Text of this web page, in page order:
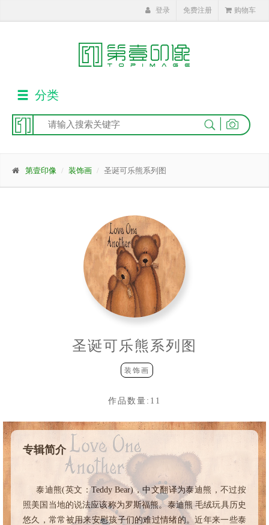
登录 免费注册 购物车
分类
第壹印像 装饰画 圣诞可乐熊系列图
圣诞可乐熊系列图
装饰画
作品数量: 11
专辑简介
泰迪熊(英文：Teddy Bear)，中文翻译为泰迪熊，不过按
照美国当地的说法应该称为罗斯福熊。泰迪熊 毛绒玩具历史
悠久，常常被用来安慰孩子们的难过情绪的。近年来一些泰